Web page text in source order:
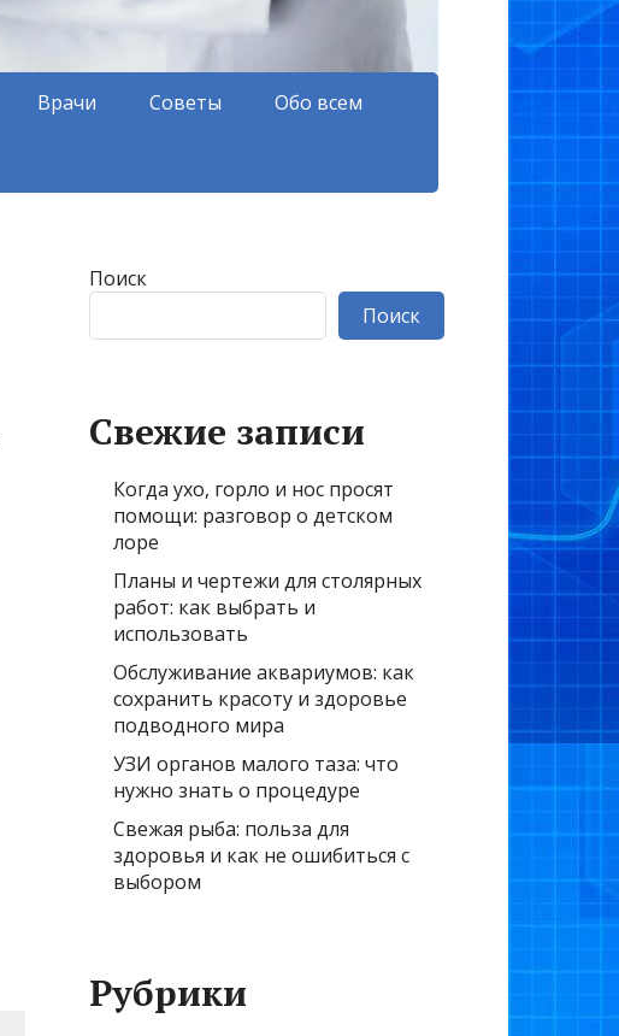
Врачи Советы Обо всем
Поиск
Поиск
Свежие записи
Когда ухо, горло и нос просят
помощи: разговор о детском
лоре
Планы и чертежи для столярных
работ: как выбрать и
использовать
Обслуживание аквариумов: как
сохранить красоту и здоровье
подводного мира
УЗИ органов малого таза: что
нужно знать о процедуре
Свежая рыба: польза для
здоровья и как не ошибиться с
выбором
Рубрики